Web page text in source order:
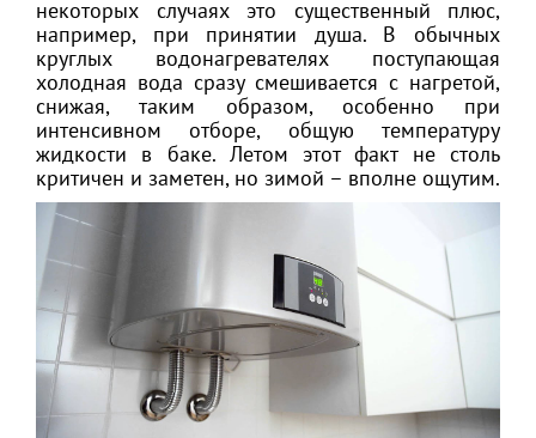
некоторых случаях это существенный плюс,
например, при принятии душа. В обычных
круглых водонагревателях поступающая
холодная вода сразу смешивается с нагретой,
снижая, таким образом, особенно при
интенсивном отборе, общую температуру
жидкости в баке. Летом этот факт не столь
критичен и заметен, но зимой – вполне ощутим.